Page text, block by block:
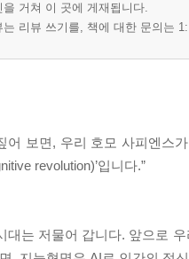
을 거쳐 이 곳에 게재됩니다.
는 리뷰 쓰기를, 책에 대한 문의는
어 보면, 우리 호모 사피엔스
revolution)’입니다.”
대는 저물어 갑니다. 앞으로